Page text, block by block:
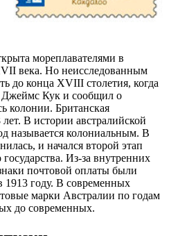
мореплавателями в
века. Но неисследованным
до конца XVIII столетия, когда
Джеймс Кук и сообщил о
колонии. Британская
В истории австралийской
называется колониальным. В
и начался второй этап
Из-за внутренних
почтовой оплаты были
году. В современных
марки Австралии по годам
до современных.